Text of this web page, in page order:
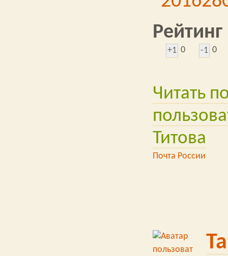
Рейтинг
+1 0 -1 0
Читать
Титова
Почта России